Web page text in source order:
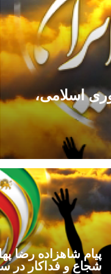
اسلامی،
پیام شاهزاده رضا
شجاع و فداکار در